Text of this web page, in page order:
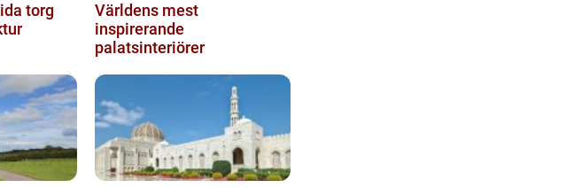
torg
Världens mest
inspirerande
palatsinteriörer